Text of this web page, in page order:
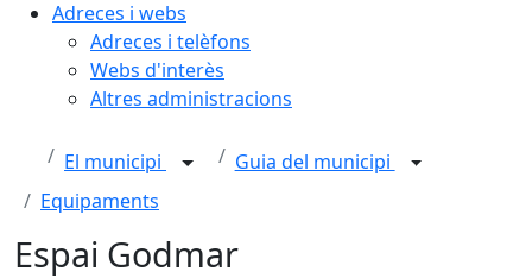
Adreces i webs
Adreces i telèfons
Webs d'interès
Altres administracions
El municipi
Guia del municipi
Equipaments
Espai Godmar